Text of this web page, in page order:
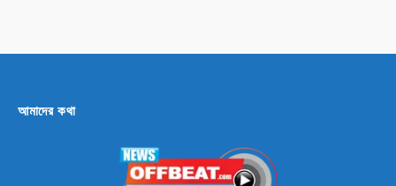
আমাদের কথা